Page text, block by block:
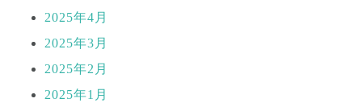
2025年4月
2025年3月
2025年2月
2025年1月